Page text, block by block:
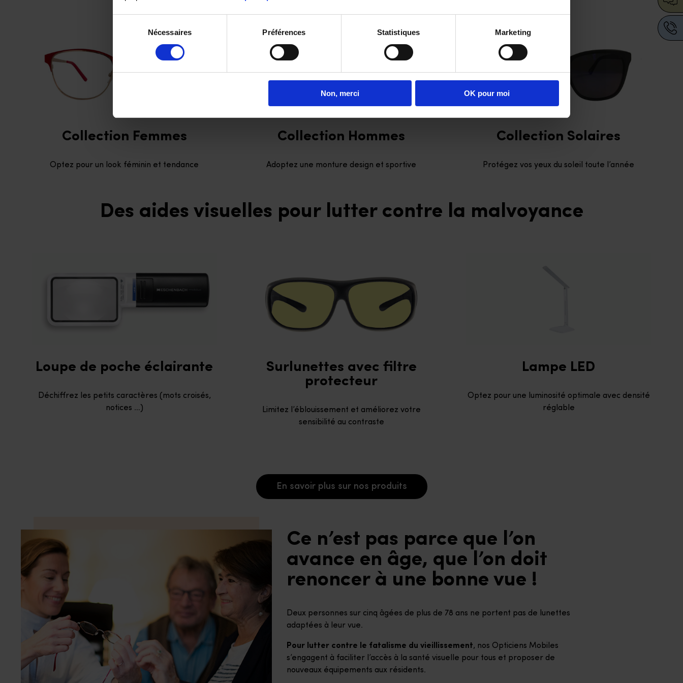
consentement
Nécessaires Préférences Statistiques Marketing
Non, merci OK pour moi
Collection Femmes
Optez pour un look féminin et tendance
Collection Hommes
Adoptez une monture design et sportive
Collection Solaires
Protégez vos yeux du soleil toute l’année
Des aides visuelles pour lutter contre la malvoyance
Loupe de poche éclairante
Déchiffrez les petits caractères (mots croisés,
notices …)
Surlunettes avec filtre
protecteur
Limitez l’éblouissement et améliorez votre
sensibilité au contraste
Lampe LED
Optez pour une luminosité optimale avec densité
réglable
En savoir plus sur nos produits
Ce n’est pas parce que l’on
avance en âge, que l’on doit
renoncer à une bonne vue !
Deux personnes sur cinq âgées de plus de 78 ans ne portent pas de lunettes
adaptées à leur vue.
Pour lutter contre le fatalisme du vieillissement, nos Opticiens Mobiles
s’engagent à faciliter l’accès à la santé visuelle pour tous et proposer de
nouveaux équipements aux résidents.